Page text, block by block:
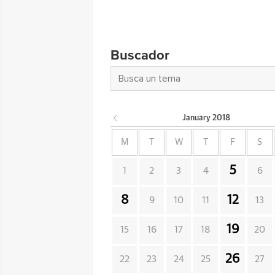
Buscador
January 2018
M W F S
1 2 3 4 5 6
8 9 10 11 12 13
15 16 17 18 19 20
22 23 24 25 26 27